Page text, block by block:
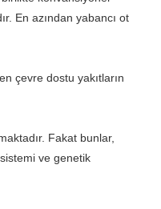
En azından yabancı ot
çevre dostu yakıtların
Fakat bunlar,
ve genetik